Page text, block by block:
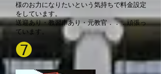
様のお力になりたいという気持ちで料金設定
をしています。
送迎あり・教習車あり・元教官．．．頑張っ
ています。
❼